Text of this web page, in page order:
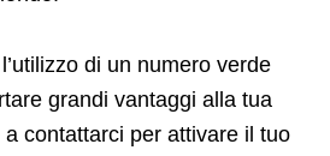
di un numero verde
grandi vantaggi alla tua
contattarci per attivare il tuo